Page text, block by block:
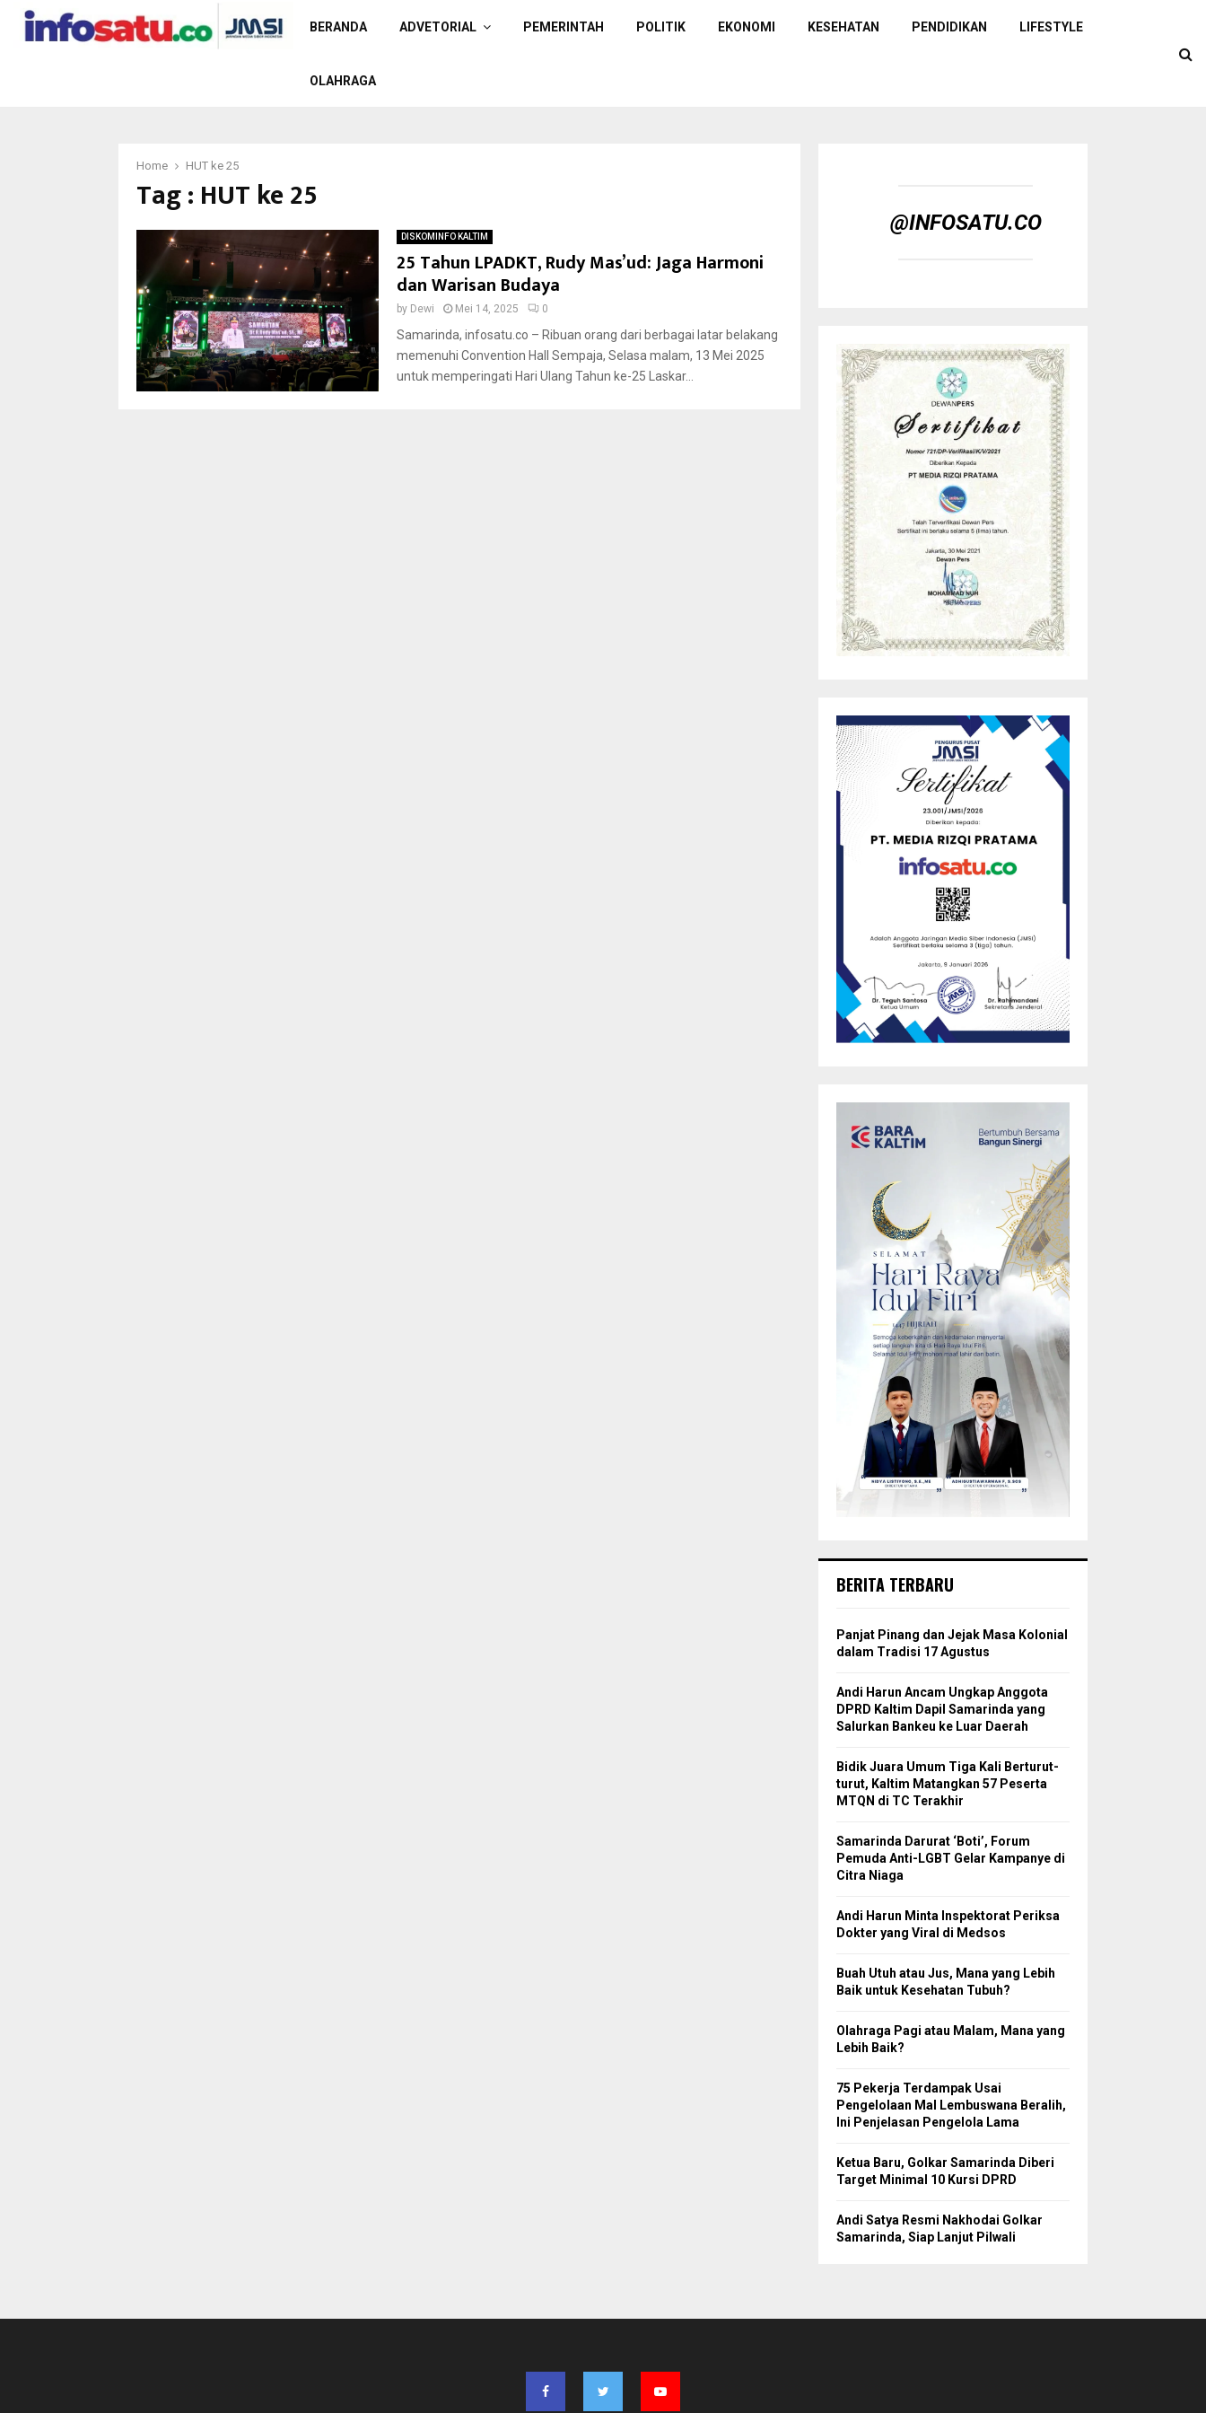
BERANDA ADVETORIAL PEMERINTAH POLITIK EKONOMI KESEHATAN PENDIDIKAN LIFESTYLE
OLAHRAGA
Home HUT ke 25
Tag : HUT ke 25
DISKOMINFO KALTIM
25 Tahun LPADKT, Rudy Mas’ud: Jaga Harmoni
dan Warisan Budaya
by Dewi Mei 14, 2025 0
Samarinda, infosatu.co – Ribuan orang dari berbagai latar belakang
memenuhi Convention Hall Sempaja, Selasa malam, 13 Mei 2025
untuk memperingati Hari Ulang Tahun ke-25 Laskar...
@INFOSATU.CO
BERITA TERBARU
Panjat Pinang dan Jejak Masa Kolonial
dalam Tradisi 17 Agustus
Andi Harun Ancam Ungkap Anggota
DPRD Kaltim Dapil Samarinda yang
Salurkan Bankeu ke Luar Daerah
Bidik Juara Umum Tiga Kali Berturut-
turut, Kaltim Matangkan 57 Peserta
MTQN di TC Terakhir
Samarinda Darurat ‘Boti’, Forum
Pemuda Anti-LGBT Gelar Kampanye di
Citra Niaga
Andi Harun Minta Inspektorat Periksa
Dokter yang Viral di Medsos
Buah Utuh atau Jus, Mana yang Lebih
Baik untuk Kesehatan Tubuh?
Olahraga Pagi atau Malam, Mana yang
Lebih Baik?
75 Pekerja Terdampak Usai
Pengelolaan Mal Lembuswana Beralih,
Ini Penjelasan Pengelola Lama
Ketua Baru, Golkar Samarinda Diberi
Target Minimal 10 Kursi DPRD
Andi Satya Resmi Nakhodai Golkar
Samarinda, Siap Lanjut Pilwali